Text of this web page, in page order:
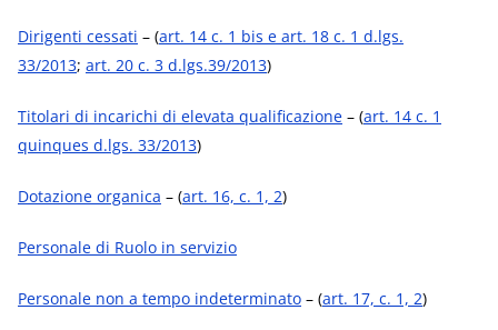
Dirigenti cessati – (art. 14 c. 1 bis e art. 18 c. 1 d.lgs.
33/2013; art. 20 c. 3 d.lgs.39/2013)
Titolari di incarichi di elevata qualificazione – (art. 14 c. 1
quinques d.lgs. 33/2013)
Dotazione organica – (art. 16, c. 1, 2)
Personale di Ruolo in servizio
Personale non a tempo indeterminato – (art. 17, c. 1, 2)